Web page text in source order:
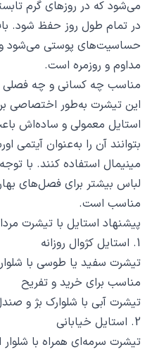
می‌شود که در روزهای گرم
در تمام طول روز حفظ شود.
حساسیت‌های پوستی می‌شود و
مداوم و روزمره است.
مناسب چه کسانی و چه
این تیشرت به‌طور اختصاصی
استایل معمولی و ساده‌اش
بتوانند آن را به‌عنوان آیتمی
مینیمال استفاده کنند. با
لباس بیشتر برای فصل‌های
مناسب است.
پیشنهاد استایل با تیشرت
1. استایل کژوال روزانه
تیشرت سفید یا طوسی با
مناسب برای خرید و تفریح
تیشرت آبی با شلوارک بژ و
2. استایل خیابانی
تیشرت سرمه‌ای همراه با